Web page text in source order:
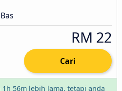
RM 22
Cari
56m lebih lama, tetapi anda